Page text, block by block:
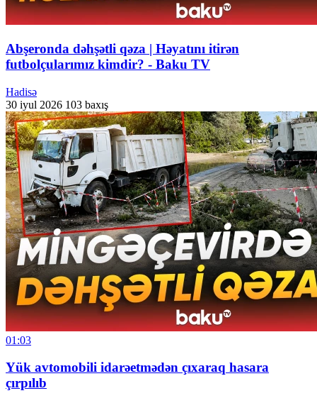
Abşeronda dəhşətli qəza | Həyatını itirən
futbolçularımız kimdir? - Baku TV
Hadisə
30 iyul 2026 103 baxış
01:03
Yük avtomobili idarəetmədən çıxaraq hasara
çırpılıb